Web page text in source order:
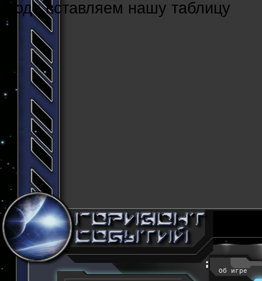
Cюда вставляем нашу таблицу
Об игре